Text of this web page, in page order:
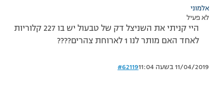
אלמוני
לא פעיל
היי קניתי את השניצל דק של טבעול יש בו 227 קלוריות
לאחד האם מותר לנו 1 לארוחת צהרים????
11/04/2019 בשעה 11:04 #62119